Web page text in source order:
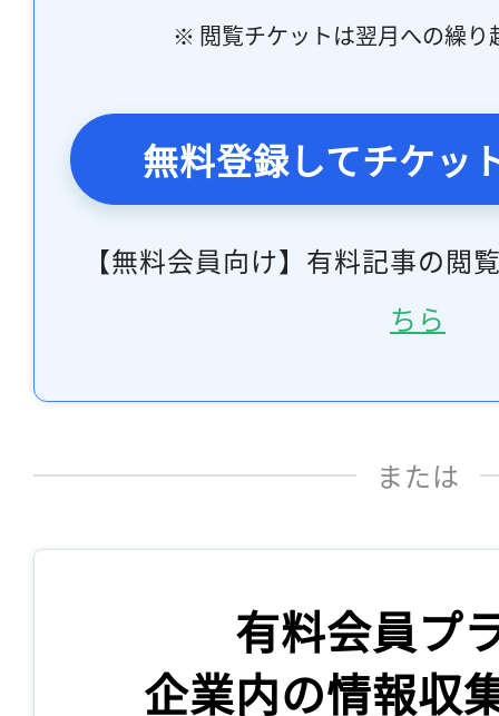
※ 閲覧チケットは翌月への繰り
無料登録してチケッ
【無料会員向け】有料記事の閲
ちら
または
有料会員プ
企業内の情報収